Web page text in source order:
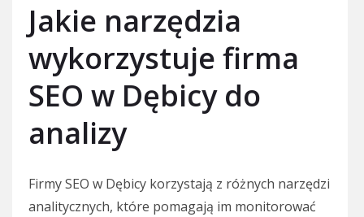
Jakie narzędzia
wykorzystuje firma
SEO w Dębicy do
analizy
Firmy SEO w Dębicy korzystają z różnych narzędzi
analitycznych, które pomagają im monitorować